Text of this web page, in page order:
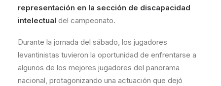
representación en la sección de discapacidad
intelectual del campeonato.
Durante la jornada del sábado, los jugadores
levantinistas tuvieron la oportunidad de enfrentarse a
algunos de los mejores jugadores del panorama
nacional, protagonizando una actuación que dejó